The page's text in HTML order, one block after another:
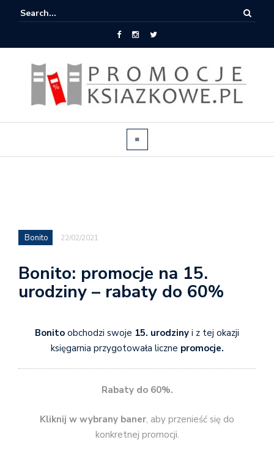
Bonito 22/02/2021
Bonito: promocje na 15.
urodziny – rabaty do 60%
Bonito obchodzi swoje 15. urodziny i z tej okazji
księgarnia przygotowała liczne promocje.
Rabaty do 60%.
Kliknij w wybrany baner, aby przenieść się do
konkretnej promocji.